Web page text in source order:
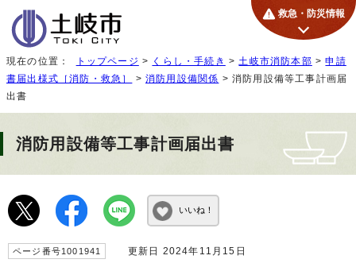
救急・防災情報
現在の位置： トップページ > くらし・手続き >土岐市消防本部 >申請
書届出様式［消防・救急］
>消防用設備関係 > 消防用設備等工事計画届
出書
消防用設備等工事計画届出書
いいね！
ページ番号1001941 更新日 2024年11月15日